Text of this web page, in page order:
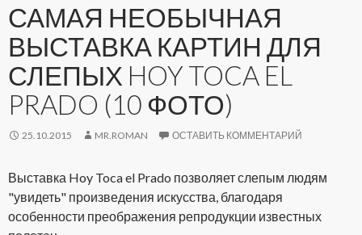
САМАЯ НЕОБЫЧНАЯ
ВЫСТАВКА КАРТИН ДЛЯ
СЛЕПЫХ HOY TOCA EL
PRADO (10 ФОТО)
25.10.2015 MR.ROMAN ОСТАВИТЬ КОММЕНТАРИЙ
Выставка Hoy Toca el Prado позволяет слепым людям
"увидеть" произведения искусства, благодаря
особенности преображения репродукции известных